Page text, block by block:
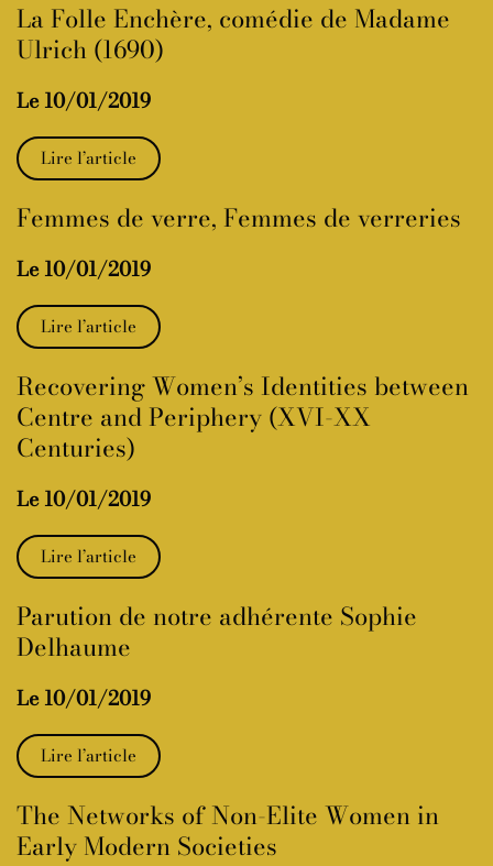
La Folle Enchère, comédie de Madame
Ulrich (1690)
Le 10/01/2019
Lire l’article
Femmes de verre, Femmes de verreries
Le 10/01/2019
Lire l’article
Recovering Women’s Identities between
Centre and Periphery (XVI-XX
Centuries)
Le 10/01/2019
Lire l’article
Parution de notre adhérente Sophie
Delhaume
Le 10/01/2019
Lire l’article
The Networks of Non-Elite Women in
Early Modern Societies